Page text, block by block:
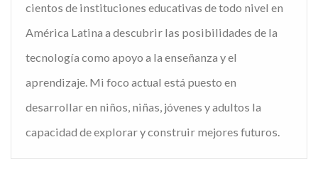
cientos de instituciones educativas de todo nivel en
América Latina a descubrir las posibilidades de la
tecnología como apoyo a la enseñanza y el
aprendizaje. Mi foco actual está puesto en
desarrollar en niños, niñas, jóvenes y adultos la
capacidad de explorar y construir mejores futuros.